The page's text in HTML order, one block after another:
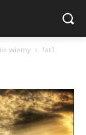
wiemy fat1